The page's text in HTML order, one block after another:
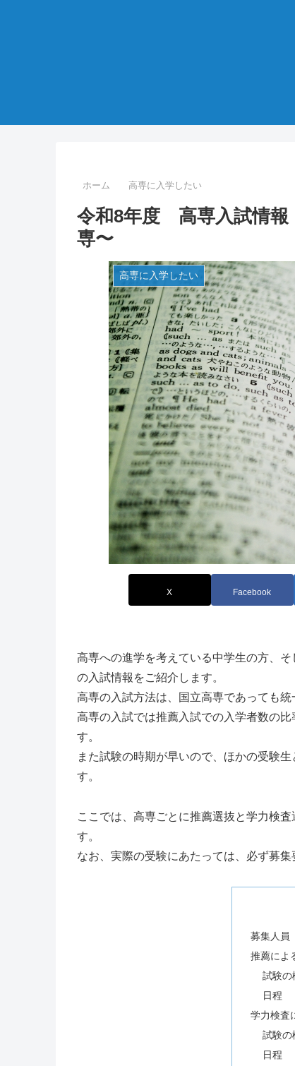
ホーム 高専に入学したい
令和8年度 高専入試情
専〜
高専に入学したい
X Facebook
高専への進学を考えている中学生の方、
の入試情報をご紹介します。
高専の入試方法は、国立高専であっても
高専の入試では推薦入試での入学者数の
す。
また試験の時期が早いので、ほかの受験
す。
ここでは、高専ごとに推薦選抜と学力検
す。
なお、実際の受験にあたっては、必ず募集
募集人員
推薦によ
試験の
日程
学力検査
試験の
日程